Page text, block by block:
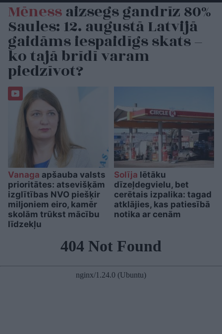
Mēnessaizsegs gandrīz 80%
Saules: 12. augustā Latvijā
gaidāms iespaidīgs skats –
ko tajā brīdī varam
piedzīvot?
Vanaga apšauba valsts
prioritātes: atsevišķām
izglītības NVO piešķir
miljoniem eiro, kamēr
skolām trūkst mācību
līdzekļu
Solīja lētāku
dīzeļdegvielu, bet
cerētais izpalika: tagad
atklājies, kas patiesībā
notika ar cenām